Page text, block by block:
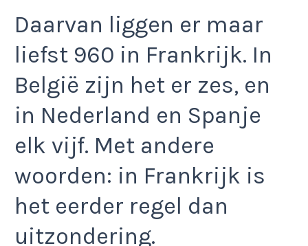
Daarvan liggen er maar
liefst 960 in Frankrijk. In
België zijn het er zes, en
in Nederland en Spanje
elk vijf. Met andere
woorden: in Frankrijk is
het eerder regel dan
uitzondering.